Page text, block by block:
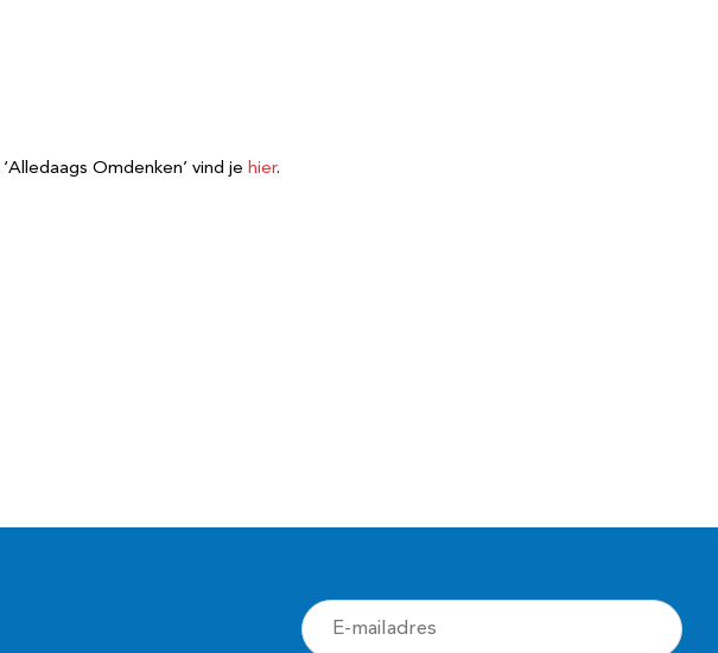
Omdenken’ vind je hier.
E